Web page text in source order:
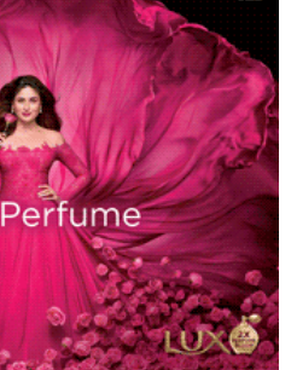
ক্যাম্পাস
শাসনকারীরা নতুন আশা দেখাতে
চরমোনাই পীর
সেরা নাফিসা সিনেমায়
নায়কের তালি